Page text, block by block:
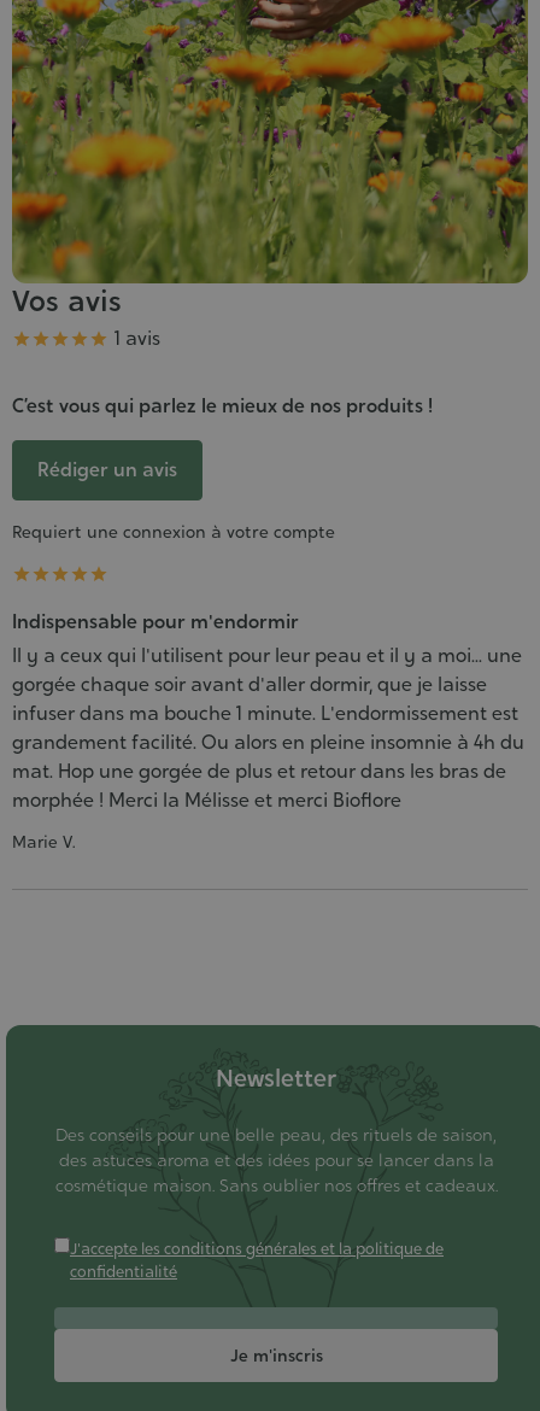
Vos avis
Note
     1 avis
C’est vous qui parlez le mieux de nos produits !
Rédiger un avis
Requiert une connexion à votre compte
    
Indispensable pour m'endormir
Il y a ceux qui l'utilisent pour leur peau et il y a moi... une
gorgée chaque soir avant d'aller dormir, que je laisse
infuser dans ma bouche 1 minute. L'endormissement est
grandement facilité. Ou alors en pleine insomnie à 4h du
mat. Hop une gorgée de plus et retour dans les bras de
morphée ! Merci la Mélisse et merci Bioflore
Marie V.
Newsletter
Des conseils pour une belle peau, des rituels de saison,
des astuces aroma et des idées pour se lancer dans la
cosmétique maison. Sans oublier nos offres et cadeaux.
J'accepte les conditions générales et la politique de
confidentialité
Je m'inscris